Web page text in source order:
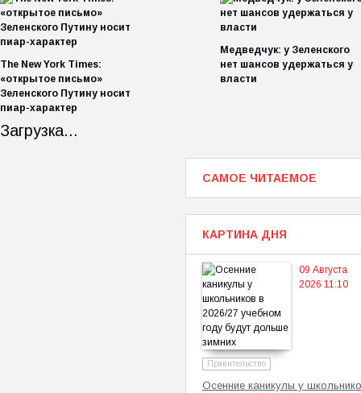
The New York Times:
«открытое письмо»
Зеленского Путину носит
пиар-характер
Медведчук: у Зеленского
нет шансов удержаться у
власти
Загрузка...
САМОЕ ЧИТАЕМОЕ
КАРТИНА ДНЯ
09 Августа
2026 11:10
Правительство
Осенние каникулы у